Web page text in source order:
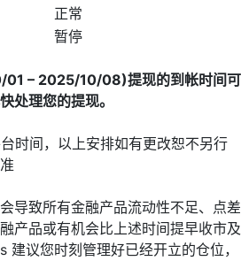
正常
暂停
01 – 2025/10/08)提现的到帐时间可
处理您的提现。
时间，以上安排如有更改恕不另行
导致所有金融产品流动性不足、点差
产品或有机会比上述时间提早收市及
议您时刻管理好已经开立的仓位，